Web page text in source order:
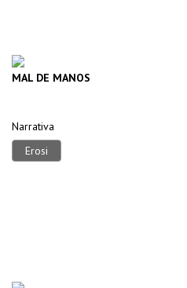
MAL DE MANOS
Narrativa
Erosi